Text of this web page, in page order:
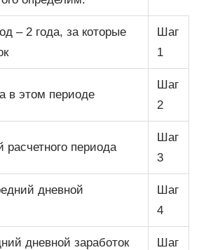
– 2 года, за которые
Шаг
1
в этом периоде
Шаг
2
расчетного периода
Шаг
3
дневной
Шаг
4
дневной заработок
Шаг